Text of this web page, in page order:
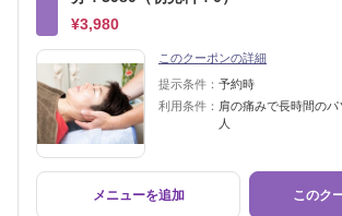
¥3,980
このクーポンの詳細
提示条件： 予約時
利用条件： 肩の痛みで長時間の
人
メニューを追加 このク